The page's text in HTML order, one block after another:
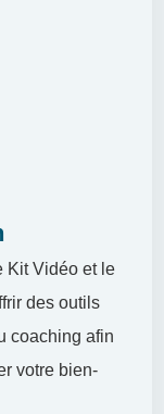
Kit Vidéo et le
des outils
coaching afin
votre bien-